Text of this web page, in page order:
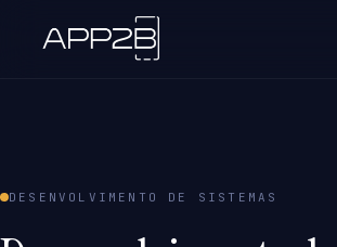
DESENVOLVIMENTO DE SISTEMAS